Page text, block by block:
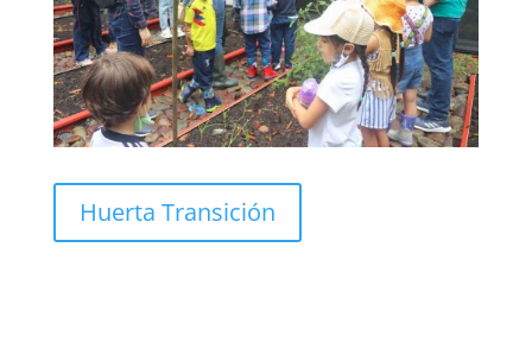
Huerta Transición